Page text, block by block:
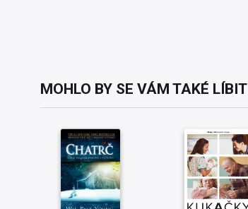
MOHLO BY SE VÁM TAKÉ LÍBIT